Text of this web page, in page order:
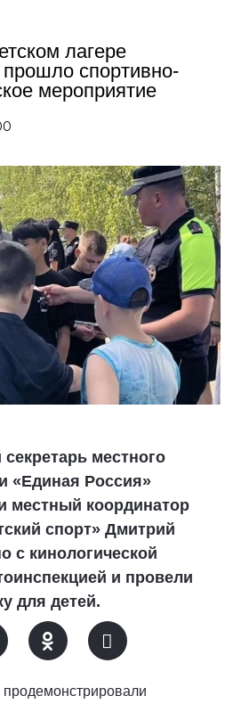
лагере
прошло спортивно-
мероприятие
местного
«Единая Россия»
местный координатор
спорт» Дмитрий
с кинологической
и провели
для детей.
продемонстрировали